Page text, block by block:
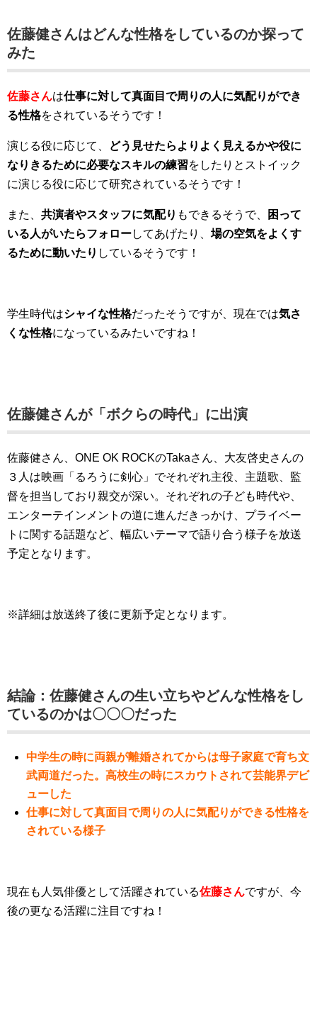
佐藤健さんはどんな性格をしているのか探って
みた
佐藤さんは仕事に対して真面目で周りの人に気配りができ
る性格をされているそうです！
演じる役に応じて、
どう見せたらよりよく見えるかや役に
なりきるために必要なスキルの練習をしたりとストイック
に演じる役に応じて研究されているそうです！
また、 共演者やスタッフに気配り もできるそうで、
困って
いる人がいたらフォローしてあげたり、 場の空気をよくす
るために動いたり しているそうです！
学生時代はシャイな性格だったそうですが、現在では気さ
くな性格になっているみたいですね！
佐藤健さんが「ボクらの時代」に出演
佐藤健さん、ONE OK ROCKのTakaさん、大友啓史さんの
３人は映画「るろうに剣心」でそれぞれ主役、主題歌、監
督を担当しており親交が深い。それぞれの子ども時代や、
エンターテインメントの道に進んだきっかけ、プライベー
トに関する話題など、幅広いテーマで語り合う様子を放送
予定となります。
※詳細は放送終了後に更新予定となります。
結論：佐藤健さんの生い立ちやどんな性格をし
ているのかは〇〇〇だった
中学生の時に両親が離婚されてからは母子家庭で育ち文
武両道だった。高校生の時にスカウトされて芸能界デビ
ューした
仕事に対して真面目で周りの人に気配りができる性格を
されている様子
現在も人気俳優として活躍されている佐藤さんですが、今
後の更なる活躍に注目ですね！